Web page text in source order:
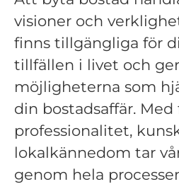
visioner och
finns tillgängliga för
tillfällen i livet och
möjligheterna som
din bostadsaffär. Med
professionalitet,
lokalkännedom tar
genom hela